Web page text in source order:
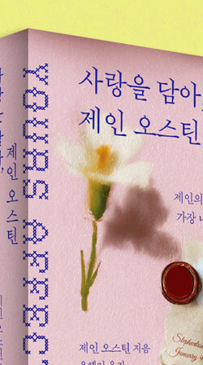
자격이 있단다
이리도 빨리 올 줄이야 293
게 진행됐어 300